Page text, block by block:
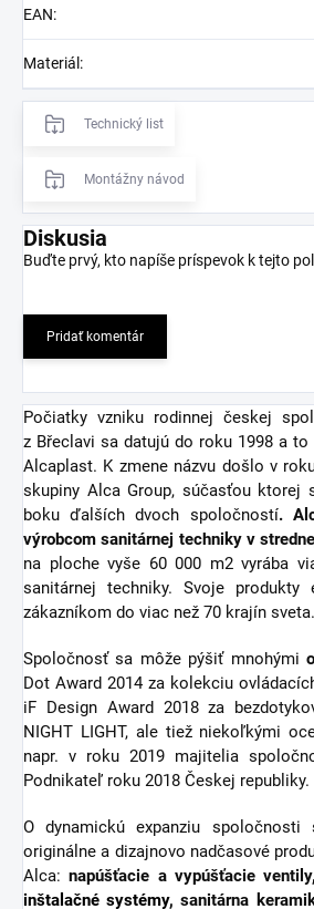
EAN:
Materiál :
Technický list
Montážny návod
Diskusia
Buďte prvý, kto napíše príspevok k tejto
Pridať komentár
Počiatky vzniku rodinnej českej
z Břeclavi sa datujú do roku 1998 a to
Alcaplast. K zmene názvu došlo v
skupiny Alca Group, súčasťou ktorej
boku ďalších dvoch spoločností.
výrobcom sanitárnej techniky v
na ploche vyše 60 000 m2 vyrába
sanitárnej techniky. Svoje produkty
zákazníkom do viac než 70 krajín sveta.
Spoločnosť sa môže pýšiť mnohými
Dot Award 2014 za kolekciu
iF Design Award 2018 za
NIGHT LIGHT, ale tiež niekoľkými
napr. v roku 2019 majitelia
Podnikateľ roku 2018 Českej republiky.
O dynamickú expanziu spoločnosti
originálne a dizajnovo nadčasové
Alca:napúšťacie a vypúšťacie
inštalačné systémy, sanitárna